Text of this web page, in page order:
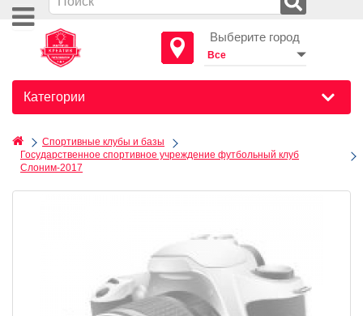
Выберите город
Категории
Спортивные клубы и базы
Государственное спортивное учреждение футбольный клуб
Слоним-2017